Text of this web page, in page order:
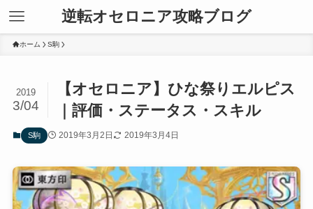
逆転オセロニア攻略ブログ
ホーム S駒
【オセロニア】ひな祭りエルピス
｜評価・ステータス・スキル
2019
3/04
S駒 2019年3月2日 2019年3月4日